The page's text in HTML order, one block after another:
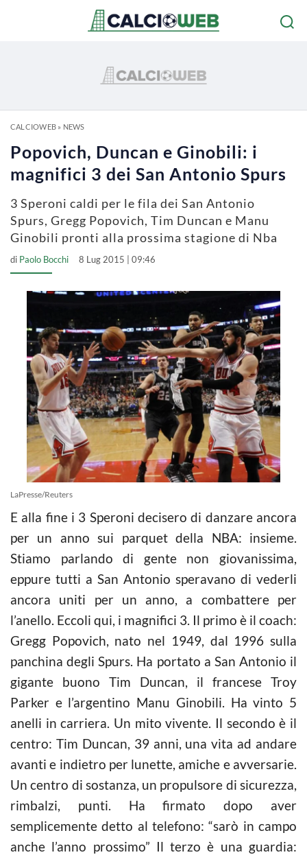
CALCIOWEB» NEWS
Popovich, Duncan e Ginobili: i
magnifici 3 dei San Antonio Spurs
3 Speroni caldi per le fila dei San Antonio
Spurs, Gregg Popovich, Tim Duncan e Manu
Ginobili pronti alla prossima stagione di Nba
di Paolo Bocchi 8 Lug 2015 | 09:46
LaPresse/Reuters
E alla fine i 3 Speroni decisero di danzare ancora
per un anno sui parquet della NBA: insieme.
Stiamo parlando di gente non giovanissima,
eppure tutti a San Antonio speravano di vederli
ancora uniti per un anno, a combattere per
l’anello. Eccoli qui, i magnifici 3. Il primo è il coach:
Gregg Popovich, nato nel 1949, dal 1996 sulla
panchina degli Spurs. Ha portato a San Antonio il
gigante buono Tim Duncan, il francese Troy
Parker e l’argentino Manu Ginobili. Ha vinto 5
anelli in carriera. Un mito vivente. Il secondo è il
centro: Tim Duncan, 39 anni, una vita ad andare
avanti e indietro per lunette, amiche e avversarie.
Un centro di sostanza, un propulsore di sicurezza,
rimbalzi, punti. Ha firmato dopo aver
semplicemente detto al telefono: “sarò in campo
anche l’anno prossimo” Il terzo è una guardia: